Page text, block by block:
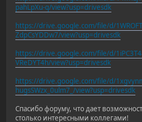
pahLpXu-q/view?usp=drivesdk
https://drive.google.com/file/d/
ZdpCsYDDw7/view?usp=drivesdk
https://drive.google.com/file/d/
VReDYT4h/view?usp=drivesdk
https://drive.google.com/file/d/
hugsSWzx_0ulm7_/view?usp=drivesdk
Спасибо форуму, что дает
столько интересными коллегами!